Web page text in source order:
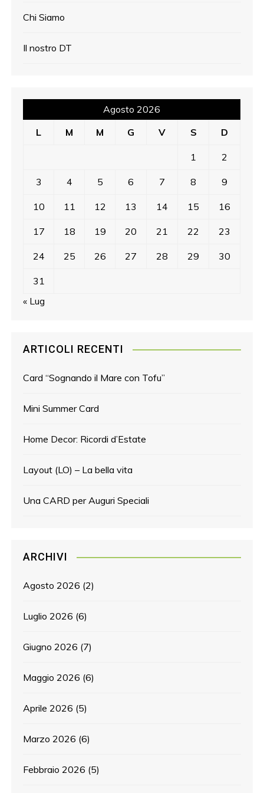
Chi Siamo
Il nostro DT
Agosto 2026
L
M M G V S D
1 2
3 4 5 6 7 8 9
10 11 12 13 14 15 16
17 18 19 20 21 22 23
24 25 26 27 28 29 30
31
« Lug
ARTICOLI RECENTI
Card “Sognando il Mare con Tofu”
Mini Summer Card
Home Decor: Ricordi d’Estate
Layout (LO) – La bella vita
Una CARD per Auguri Speciali
ARCHIVI
Agosto 2026 (2)
Luglio 2026 (6)
Giugno 2026 (7)
Maggio 2026 (6)
Aprile 2026 (5)
Marzo 2026 (6)
Febbraio 2026 (5)